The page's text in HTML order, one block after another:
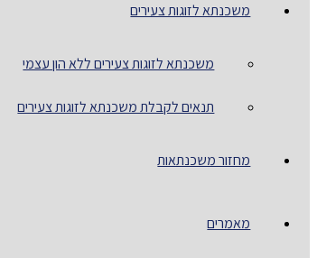
משכנתא לזוגות צעירים
משכנתא לזוגות צעירים ללא הון עצמי
תנאים לקבלת משכנתא לזוגות צעירים
מחזור משכנתאות
מאמרים